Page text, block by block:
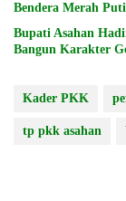
Bendera Merah
Bupati Asahan
Bangun Karakter
Kader PKK
tp pkk asahan